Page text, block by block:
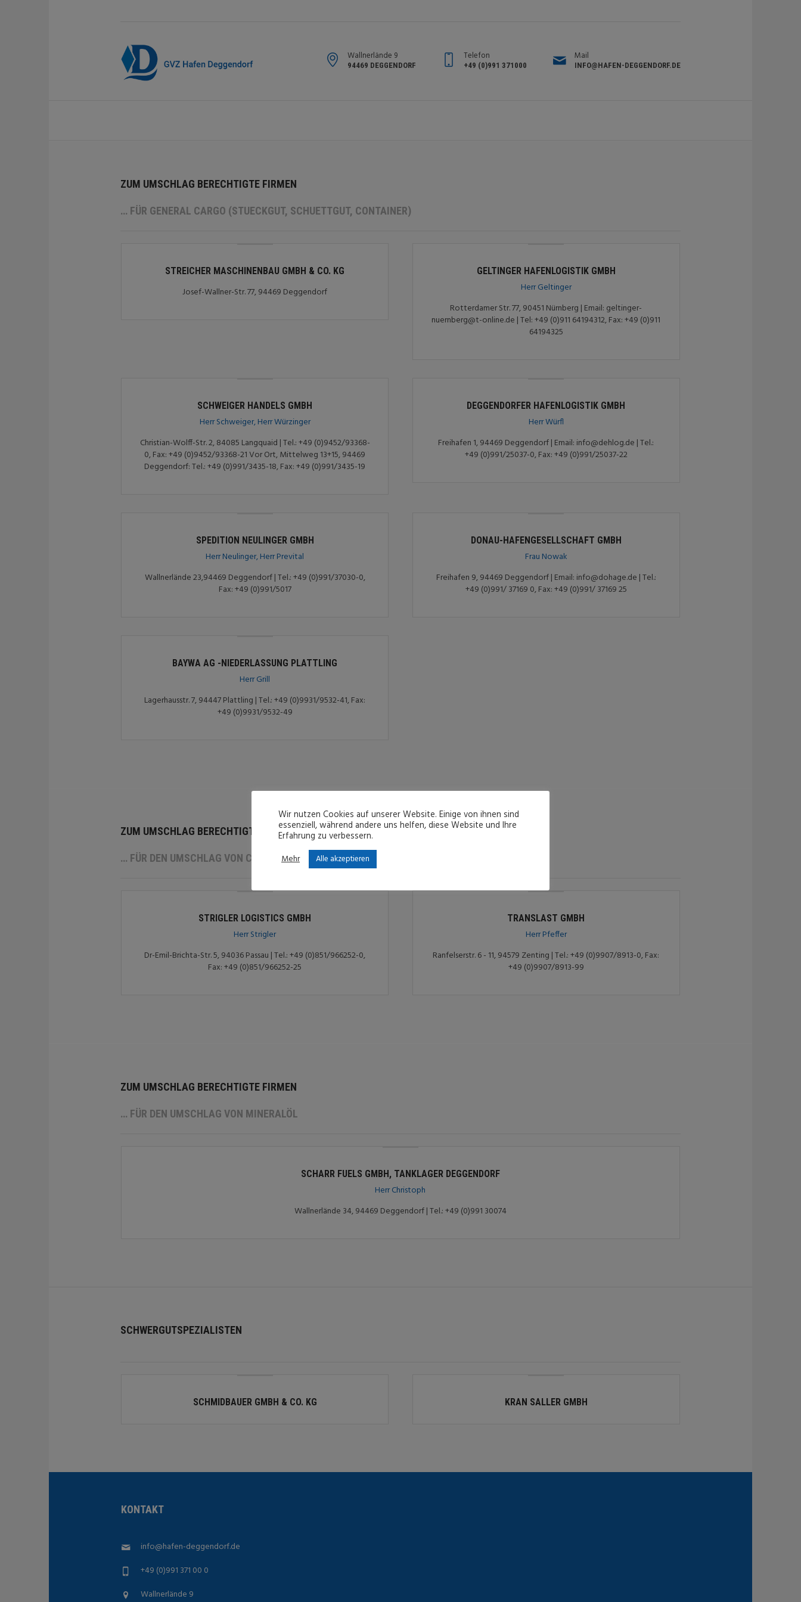
Wallnerlände 9
94469 DEGGENDORF
Telefon
+49 (0)991 371000
Mail
INFO@HAFEN-DEGGENDORF.DE
ZUM UMSCHLAG BERECHTIGTE FIRMEN
… FÜR GENERAL CARGO (STUECKGUT, SCHUETTGUT, CONTAINER)
STREICHER MASCHINENBAU GMBH & CO. KG
Josef-Wallner-Str. 77, 94469 Deggendorf
GELTINGER HAFENLOGISTIK GMBH
Herr Geltinger
Rotterdamer Str. 77, 90451 Nürnberg | Email: geltinger-
nuernberg@t-online.de | Tel: +49 (0)911 64194312, Fax: +49 (0)911
64194325
SCHWEIGER HANDELS GMBH
Herr Schweiger, Herr Würzinger
Christian-Wolff-Str. 2, 84085 Langquaid | Tel.: +49 (0)9452/93368-
0, Fax: +49 (0)9452/93368-21 Vor Ort, Mittelweg 13+15, 94469
Deggendorf: Tel.: +49 (0)991/3435-18, Fax: +49 (0)991/3435-19
DEGGENDORFER HAFENLOGISTIK GMBH
Herr Würfl
Freihafen 1, 94469 Deggendorf | Email: info@dehlog.de | Tel.:
+49 (0)991/25037-0, Fax: +49 (0)991/25037-22
SPEDITION NEULINGER GMBH
Herr Neulinger, Herr Prevital
Wallnerlände 23,94469 Deggendorf | Tel.: +49 (0)991/37030-0,
Fax: +49 (0)991/5017
DONAU-HAFENGESELLSCHAFT GMBH
Frau Nowak
Freihafen 9, 94469 Deggendorf | Email: info@dohage.de | Tel.:
+49 (0)991/ 37169 0, Fax: +49 (0)991/ 37169 25
BAYWA AG -NIEDERLASSUNG PLATTLING
Herr Grill
Lagerhausstr. 7, 94447 Plattling | Tel.: +49 (0)9931/9532-41, Fax:
+49 (0)9931/9532-49
ZUM UMSCHLAG BERECHTIGTE FIRMEN
… FÜR DEN UMSCHLAG VON CONTAINERN
STRIGLER LOGISTICS GMBH
Herr Strigler
Dr-Emil-Brichta-Str. 5, 94036 Passau | Tel.: +49 (0)851/966252-0,
Fax: +49 (0)851/966252-25
TRANSLAST GMBH
Herr Pfeffer
Ranfelserstr. 6 - 11, 94579 Zenting | Tel.: +49 (0)9907/8913-0, Fax:
+49 (0)9907/8913-99
ZUM UMSCHLAG BERECHTIGTE FIRMEN
… FÜR DEN UMSCHLAG VON MINERALÖL
SCHARR FUELS GMBH, TANKLAGER DEGGENDORF
Herr Christoph
Wallnerlände 34, 94469 Deggendorf | Tel.: +49 (0)991 30074
SCHWERGUTSPEZIALISTEN
SCHMIDBAUER GMBH & CO. KG KRAN SALLER GMBH
KONTAKT
info@hafen-deggendorf.de
+49 (0)991 371 00 0
Wallnerlände 9
Wir nutzen Cookies auf unserer Website. Einige von ihnen sind
essenziell, während andere uns helfen, diese Website und Ihre
Erfahrung zu verbessern.
Mehr
Alle akzeptieren